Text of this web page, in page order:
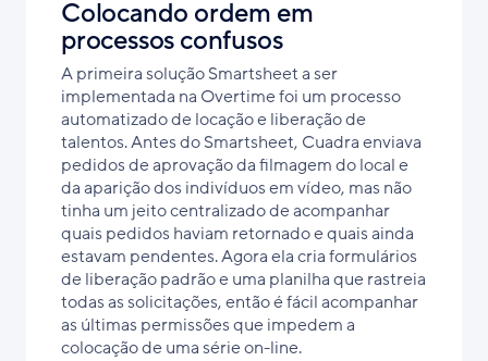
Colocando ordem em
processos confusos
A primeira solução Smartsheet a ser
implementada na Overtime foi um processo
automatizado de locação e liberação de
talentos. Antes do Smartsheet, Cuadra enviava
pedidos de aprovação da filmagem do local e
da aparição dos indivíduos em vídeo, mas não
tinha um jeito centralizado de acompanhar
quais pedidos haviam retornado e quais ainda
estavam pendentes. Agora ela cria formulários
de liberação padrão e uma planilha que rastreia
todas as solicitações, então é fácil acompanhar
as últimas permissões que impedem a
colocação de uma série on-line.